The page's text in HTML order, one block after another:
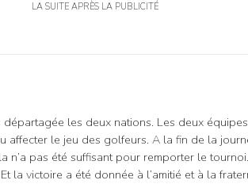
LA SUITE APRÈS LA PUBLICITÉ
les deux nations. Les deux
affecter le jeu des golfeurs. A la fin de la
n’a pas été suffisant pour remporter le
la victoire a été donnée à l’amitié et à la